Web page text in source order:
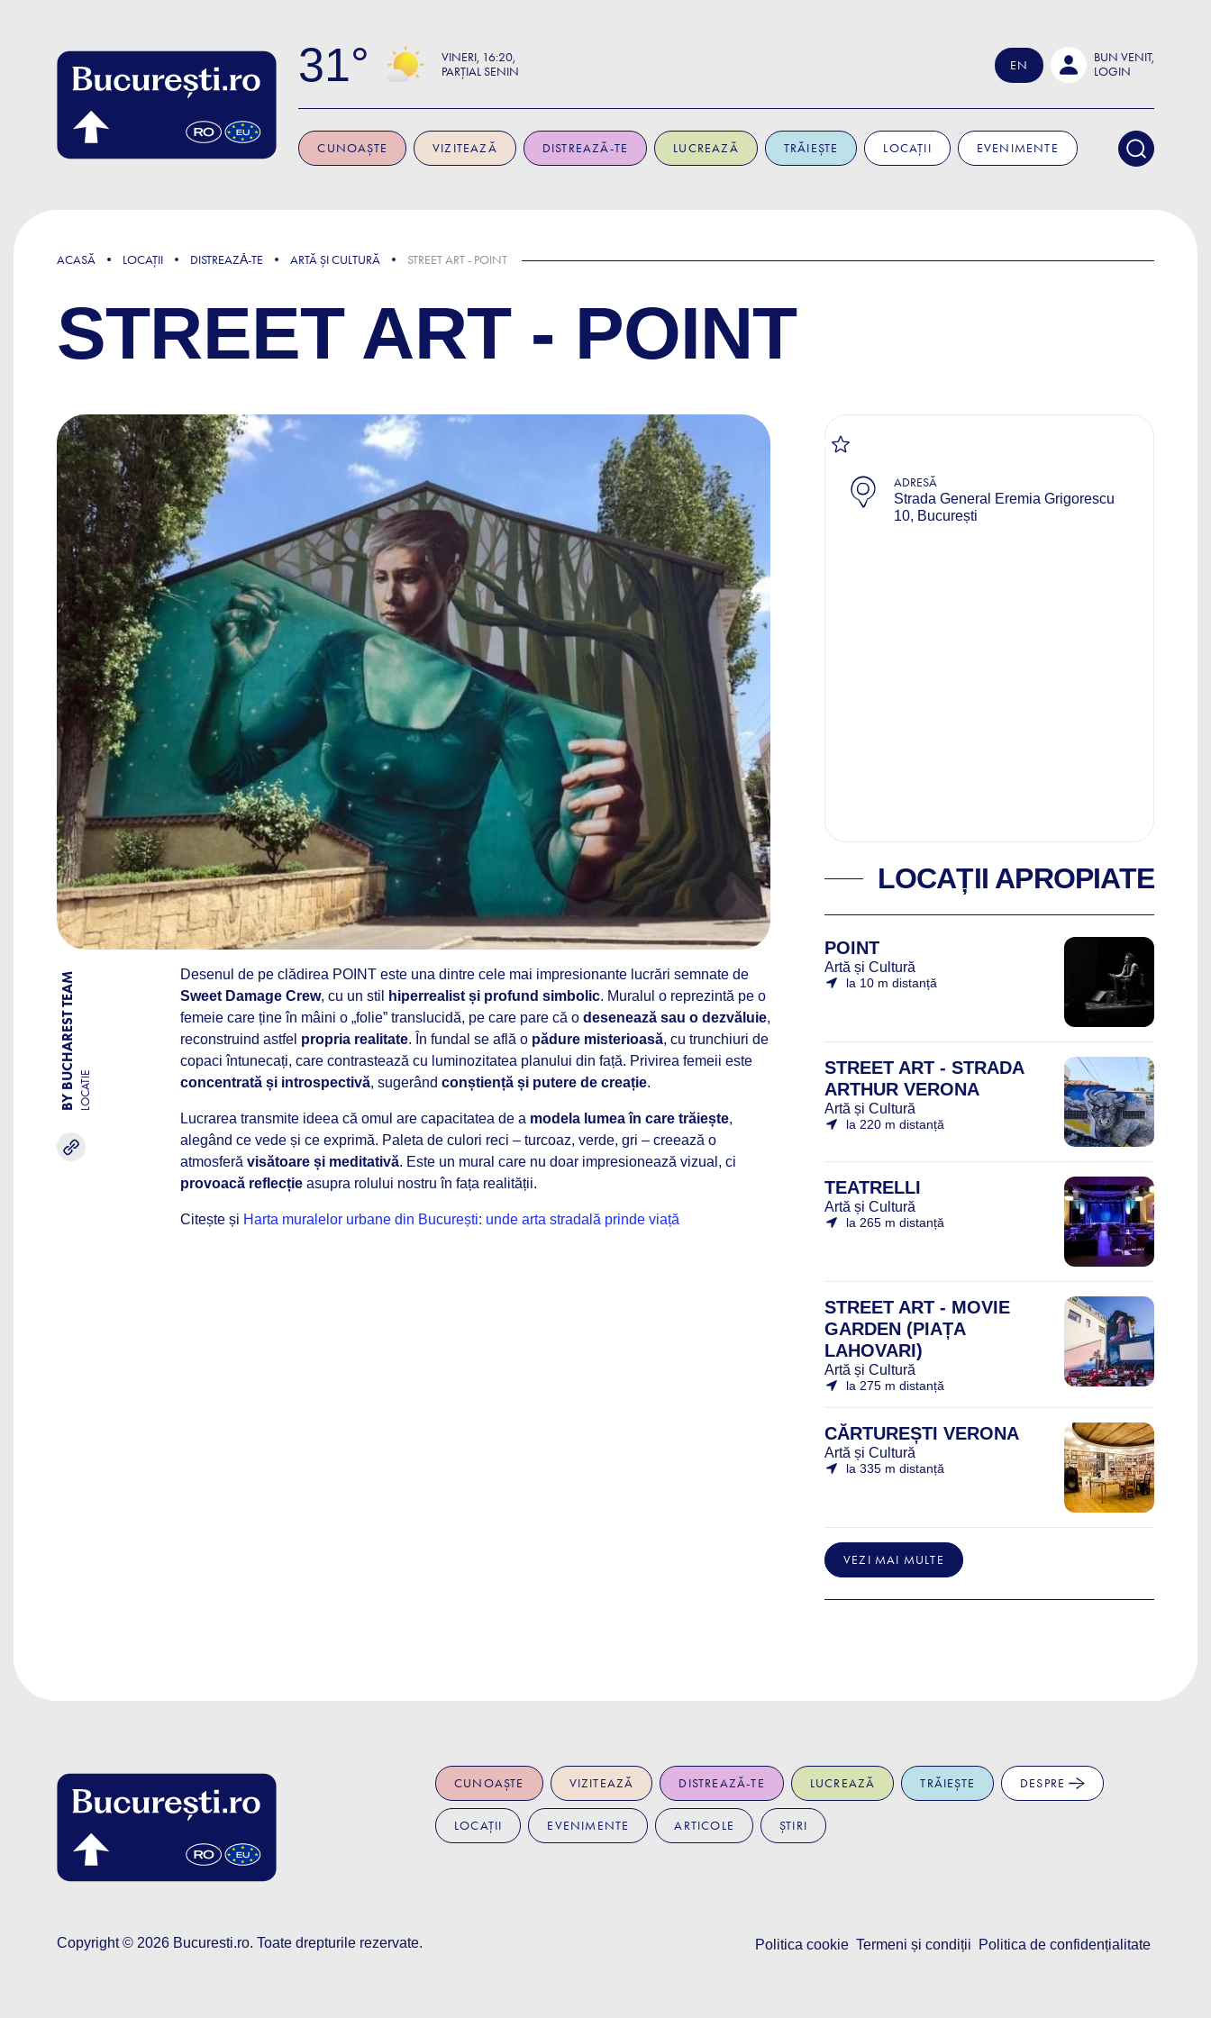
31 VINERI 16:20
PARȚIAL SENIN
EN
BUN VENIT,
LOGIN
CUNOAȘTE VIZITEAZĂ DISTREAZĂ-TE LUCREAZĂ TRĂIEȘTE LOCAȚII EVENIMENTE
ACASĂ LOCAȚII DISTREAZǍ-TE ARTĂ ȘI CULTURĂ STREET ART - POINT
STREET ART - POINT
BY BUCHAREST TEAM LOCATIE
Desenul de pe clădirea POINT este una dintre cele mai impresionante lucrări semnate de
Sweet Damage Crew, cu un stil hiperrealist și profund simbolic. Muralul o reprezintă pe o
femeie care ține în mâini o „folie” translucidă, pe care pare că o desenează sau o dezvăluie,
reconstruind astfel propria realitate. În fundal se află o pădure misterioasă, cu trunchiuri de
copaci întunecați, care contrastează cu luminozitatea planului din față. Privirea femeii este
concentrată și introspectivă, sugerând conștiență și putere de creație.
Lucrarea transmite ideea că omul are capacitatea de a modela lumea în care trăiește,
alegând ce vede și ce exprimă. Paleta de culori reci – turcoaz, verde, gri – creează o
atmosferă visătoare și meditativă. Este un mural care nu doar impresionează vizual, ci
provoacă reflecție asupra rolului nostru în fața realității.
Citește și Harta muralelor urbane din București: unde arta stradală prinde viață
ADRESĂ
Strada General Eremia Grigorescu
10, București
LOCAȚII APROPIATE
POINT
Artă și Cultură
la 10 m distanță
STREET ART - STRADA
ARTHUR VERONA
Artă și Cultură
la 220 m distanță
TEATRELLI
Artă și Cultură
la 265 m distanță
STREET ART - MOVIE
GARDEN (PIAȚA
LAHOVARI)
Artă și Cultură
la 275 m distanță
CĂRTUREȘTI VERONA
Artă și Cultură
la 335 m distanță
VEZI MAI MULTE
CUNOAȘTE VIZITEAZĂ DISTREAZĂ-TE LUCREAZĂ TRĂIEȘTE DESPRE
LOCAȚII EVENIMENTE ARTICOLE ȘTIRI
Copyright © 2026 Bucuresti.ro. Toate drepturile rezervate. Politica cookie Termeni și condiții Politica de confidențialitate